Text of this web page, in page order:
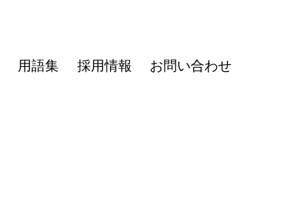
用語集 採用情報 お問い合わせ